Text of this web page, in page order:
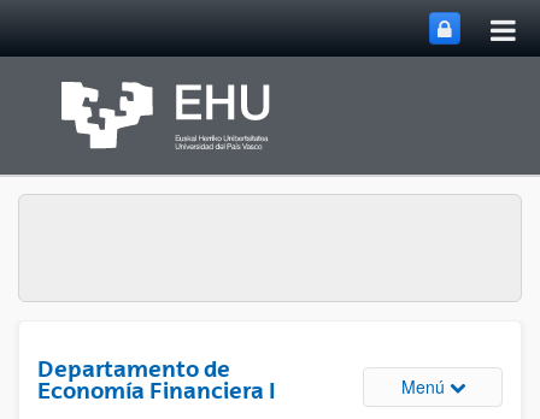
Departamento de
Economía Financiera I
Menú Abrir/